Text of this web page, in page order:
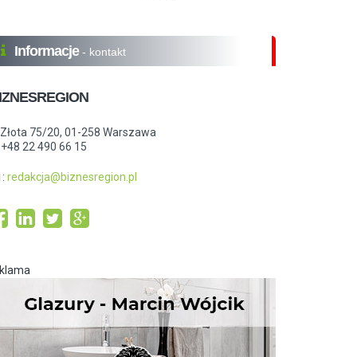
Informacje - kontakt
75/20, 01-258 Warszawa
+48 22 490 66 15
: redakcja@biznesregion.pl